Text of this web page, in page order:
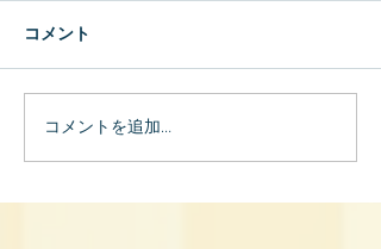
コメント
コメントを追加…